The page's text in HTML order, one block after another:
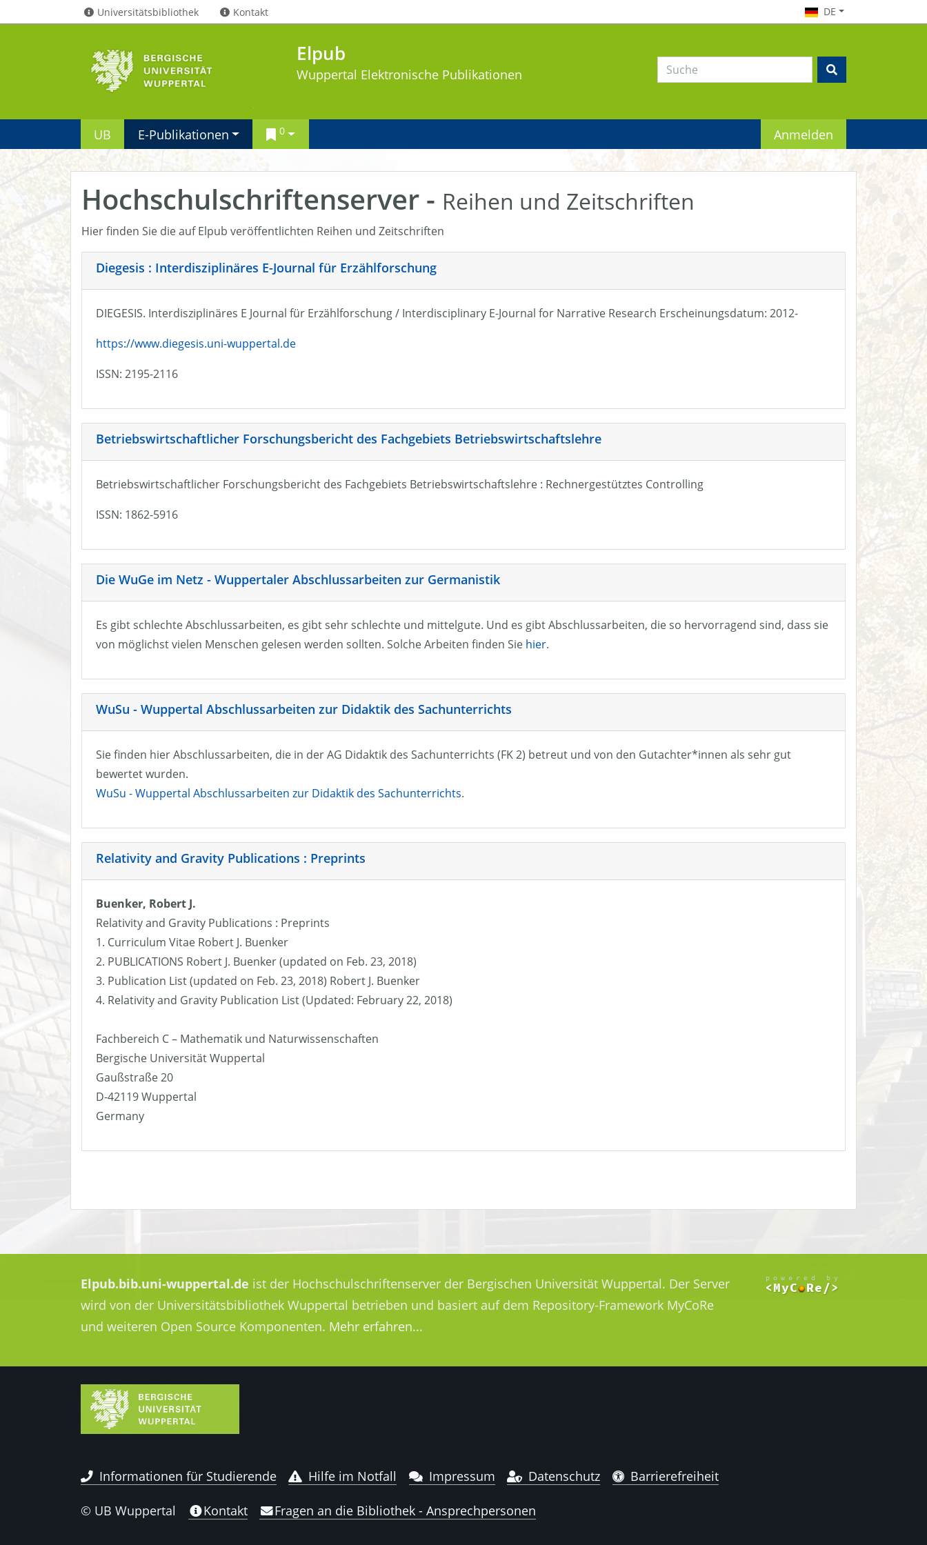
Universitätsbibliothek Kontakt DE
Elpub
Wuppertal Elektronische Publikationen
UB E-Publikationen 0 Anmelden
Hochschulschriftenserver - Reihen und Zeitschriften
Hier finden Sie die auf Elpub veröffentlichten Reihen und Zeitschriften
Diegesis : Interdisziplinäres E-Journal für Erzählforschung
DIEGESIS. Interdisziplinäres E Journal für Erzählforschung / Interdisciplinary E-Journal for Narrative Research Erscheinungsdatum: 2012-
https://www.diegesis.uni-wuppertal.de
ISSN: 2195-2116
Betriebswirtschaftlicher Forschungsbericht des Fachgebiets Betriebswirtschaftslehre
Betriebswirtschaftlicher Forschungsbericht des Fachgebiets Betriebswirtschaftslehre : Rechnergestütztes Controlling
ISSN: 1862-5916
Die WuGe im Netz - Wuppertaler Abschlussarbeiten zur Germanistik
Es gibt schlechte Abschlussarbeiten, es gibt sehr schlechte und mittelgute. Und es gibt Abschlussarbeiten, die so hervorragend sind, dass sie
von möglichst vielen Menschen gelesen werden sollten. Solche Arbeiten finden Sie hier.
WuSu - Wuppertal Abschlussarbeiten zur Didaktik des Sachunterrichts
Sie finden hier Abschlussarbeiten, die in der AG Didaktik des Sachunterrichts (FK 2) betreut und von den Gutachter*innen als sehr gut
bewertet wurden.
WuSu - Wuppertal Abschlussarbeiten zur Didaktik des Sachunterrichts.
Relativity and Gravity Publications : Preprints
Buenker, Robert J.
Relativity and Gravity Publications : Preprints
1. Curriculum Vitae Robert J. Buenker
2. PUBLICATIONS Robert J. Buenker (updated on Feb. 23, 2018)
3. Publication List (updated on Feb. 23, 2018) Robert J. Buenker
4. Relativity and Gravity Publication List (Updated: February 22, 2018)
Fachbereich C – Mathematik und Naturwissenschaften
Bergische Universität Wuppertal
Gaußstraße 20
D-42119 Wuppertal
Germany
Elpub.bib.uni-wuppertal.de ist der Hochschulschriftenserver der Bergischen Universität Wuppertal. Der Server
wird von der Universitätsbibliothek Wuppertal betrieben und basiert auf dem Repository-Framework MyCoRe
und weiteren Open Source Komponenten. Mehr erfahren...
Informationen für Studierende Hilfe im Notfall Impressum Datenschutz Barrierefreiheit
© UB Wuppertal Kontakt Fragen an die Bibliothek - Ansprechpersonen